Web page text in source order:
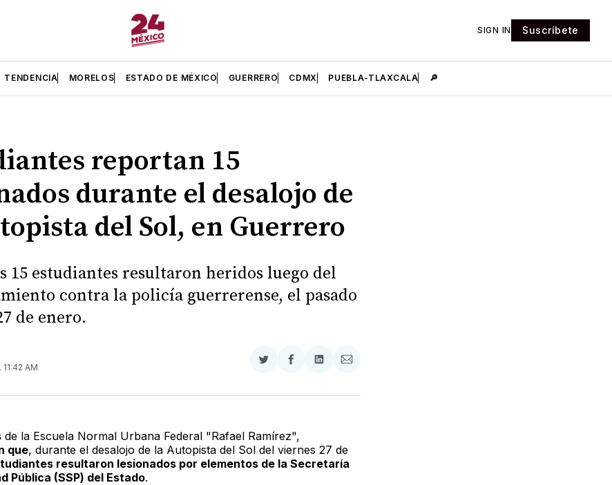
SIGN IN Suscríbete
TENDENCIA MORELOS ESTADO DE MÉXICO GUERRERO CDMX PUEBLA-TLAXCALA 🔎
reportan 15
durante el desalojo de
del Sol, en Guerrero
15 estudiantes resultaron heridos luego del
contra la policía guerrerense, el pasado
de enero.
. 11:42 AM
Compartir
Twitter
Compartir
Facebook
Compartir
LinkedIn
Compartir
Email
de la Escuela Normal Urbana Federal "Rafael Ramírez",
que, durante el desalojo de la Autopista del Sol del viernes 27 de
resultaron lesionados por elementos de la Secretaría
Pública (SSP) del Estado.